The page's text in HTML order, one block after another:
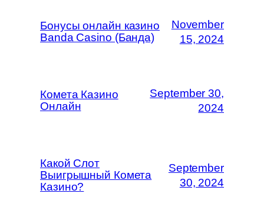
Бонусы онлайн казино
Banda Casino (Банда)
November
15, 2024
Комета Казино
Онлайн
September 30,
2024
Какой Слот
Выигрышный Комета
Казино?
September
30, 2024